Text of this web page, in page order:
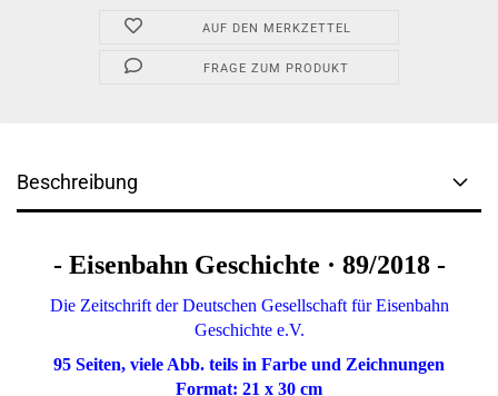
AUF DEN MERKZETTEL
FRAGE ZUM PRODUKT
Beschreibung
- Eisenbahn Geschichte · 89/2018 -
Die Zeitschrift der Deutschen Gesellschaft für Eisenbahn
Geschichte e.V.
95 Seiten, viele Abb. teils in Farbe und Zeichnungen
Format: 21 x 30 cm